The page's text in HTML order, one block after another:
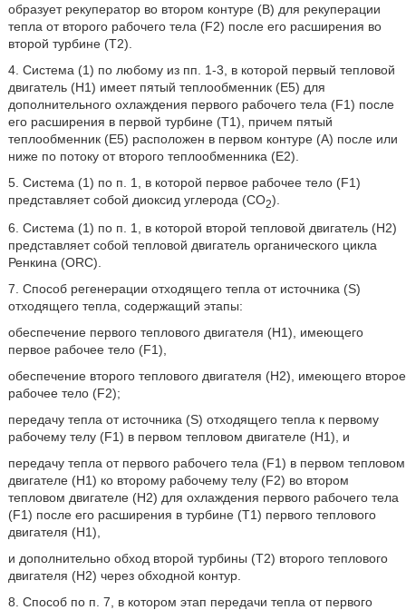
образует рекуператор во втором контуре (B) для рекуперации
тепла от второго рабочего тела (F2) после его расширения во
второй турбине (Т2).
4. Система (1) по любому из пп. 1-3, в которой первый тепловой
двигатель (H1) имеет пятый теплообменник (E5) для
дополнительного охлаждения первого рабочего тела (F1) после
его расширения в первой турбине (Т1), причем пятый
теплообменник (Е5) расположен в первом контуре (А) после или
ниже по потоку от второго теплообменника (Е2).
5. Система (1) по п. 1, в которой первое рабочее тело (F1)
представляет собой диоксид углерода (CO2).
6. Система (1) по п. 1, в которой второй тепловой двигатель (Н2)
представляет собой тепловой двигатель органического цикла
Ренкина (ORC).
7. Способ регенерации отходящего тепла от источника (S)
отходящего тепла, содержащий этапы:
обеспечение первого теплового двигателя (H1), имеющего
первое рабочее тело (F1),
обеспечение второго теплового двигателя (H2), имеющего второе
рабочее тело (F2);
передачу тепла от источника (S) отходящего тепла к первому
рабочему телу (F1) в первом тепловом двигателе (Н1), и
передачу тепла от первого рабочего тела (F1) в первом тепловом
двигателе (H1) ко второму рабочему телу (F2) во втором
тепловом двигателе (H2) для охлаждения первого рабочего тела
(F1) после его расширения в турбине (Т1) первого теплового
двигателя (H1),
и дополнительно обход второй турбины (Т2) второго теплового
двигателя (H2) через обходной контур.
8. Способ по п. 7, в котором этап передачи тепла от первого